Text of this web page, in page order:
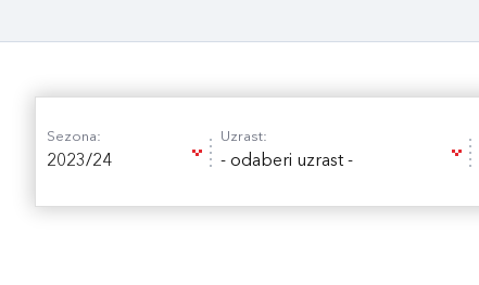
Sezona:
2023/24
Uzrast:
- odaberi uzrast -